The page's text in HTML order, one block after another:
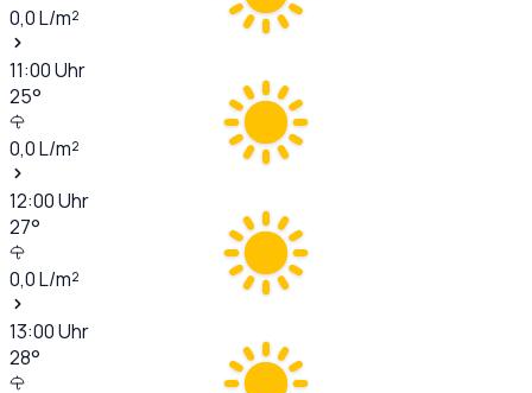
0,0L/m²
11:00Uhr
25°
0,0L/m²
12:00Uhr
27°
0,0L/m²
13:00Uhr
28°